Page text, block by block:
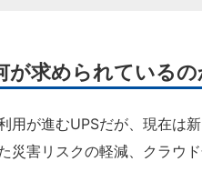
が求められている
用が進むUPSだが、現在は
災害リスクの軽減、クラウ